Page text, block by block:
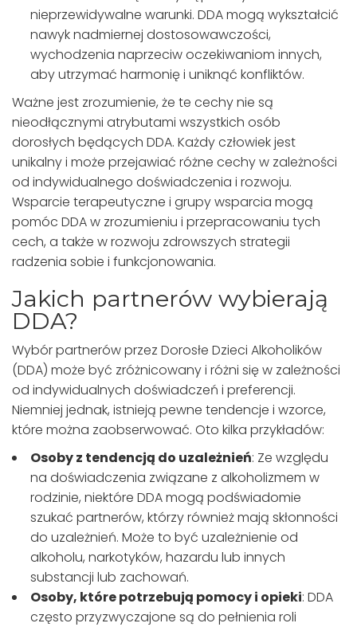
nieprzewidywalne warunki. DDA mogą wykształcić
nawyk nadmiernej dostosowawczości,
wychodzenia naprzeciw oczekiwaniom innych,
aby utrzymać harmonię i uniknąć konfliktów.
Ważne jest zrozumienie, że te cechy nie są
nieodłącznymi atrybutami wszystkich osób
dorosłych będących DDA. Każdy człowiek jest
unikalny i może przejawiać różne cechy w zależności
od indywidualnego doświadczenia i rozwoju.
Wsparcie terapeutyczne i grupy wsparcia mogą
pomóc DDA w zrozumieniu i przepracowaniu tych
cech, a także w rozwoju zdrowszych strategii
radzenia sobie i funkcjonowania.
Jakich partnerów wybierają
DDA?
Wybór partnerów przez Dorosłe Dzieci Alkoholików
(DDA) może być zróżnicowany i różni się w zależności
od indywidualnych doświadczeń i preferencji.
Niemniej jednak, istnieją pewne tendencje i wzorce,
które można zaobserwować. Oto kilka przykładów:
Osoby z tendencją do uzależnień: Ze względu
na doświadczenia związane z alkoholizmem w
rodzinie, niektóre DDA mogą podświadomie
szukać partnerów, którzy również mają skłonności
do uzależnień. Może to być uzależnienie od
alkoholu, narkotyków, hazardu lub innych
substancji lub zachowań.
Osoby, które potrzebują pomocy i opieki: DDA
często przyzwyczajone są do pełnienia roli